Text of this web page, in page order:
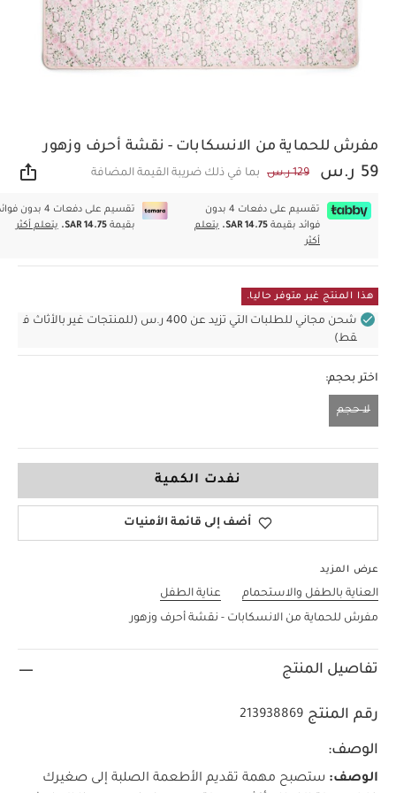
مفرش للحماية من الانسكابات - نقشة أحرف وزهور
59 ر.س 129 ر.س بما في ذلك ضريبة القيمة المضافة
تقسيم على دفعات 4 بدون
فوائد بقيمة SAR 14.75.
يتعلم
أكثر
تقسيم على دفعات 4 بدون
بقيمةSAR 14.75. يتعلم أكثر
هذا المنتج غير متوفر حاليا.
شحن مجاني للطلبات التي تزيد عن 400 ر.س (للمنتجات غير بالأثاث ف
قط)
اختر بحجم:
لا حجم
نفدت الكمية
أضف إلى قائمة الأمنيات
عرض المزيد
العناية بالطفل والاستحمام
عناية الطفل
مفرش للحماية من الانسكابات - نقشة أحرف وزهور
تفاصيل المنتج
رقم المنتج 213938869
الوصف:
الوصف: ستصبح مهمة تقديم الأطعمة الصلبة إلى صغيرك